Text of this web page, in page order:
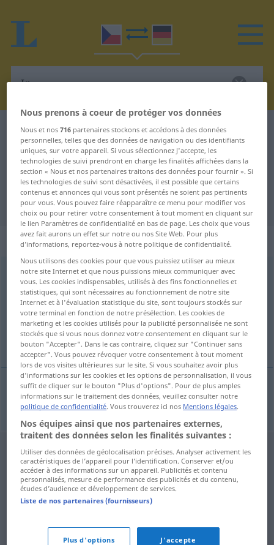
Dictionnaire Tchèque-Allemand Ir
Traduction Tchèque-Allemand de
"Ir"
"Ir" - traduction Allemand
„Ir“: maskulin
m <-ové>
Vue d'ensemble de toutes les traductions
(Pour plus d'informations, cliquez sur/touchez la traduction)
Ire
m Ir
Nous prenons à coeur de protéger vos données
Nous et nos716 partenaires stockons et accédons à des données
personnelles, telles que des données de navigation ou des identifiants
uniques, sur votre appareil. Si vous sélectionnez J'accepte, les
technologies de suivi prendront en charge les finalités affichées dans la
section « Nous et nos partenaires traitons des données pour fournir ». Si
les technologies de suivi sont désactivées, il est possible que certains
contenus et annonces qui vous sont présentés ne soient pas pertinents
pour vous. Vous pouvez faire réapparaître ce menu pour modifier vos
choix ou pour retirer votre consentement à tout moment en cliquant sur
le lien Paramètres de confidentialité en bas de page. Les choix que vous
avez fait aurons un effet sur notre ou nos Site Web. Pour plus
d’informations, reportez-vous à notre politique de confidentialité.
Nous utilisons des cookies pour que vous puissiez utiliser au mieux
notre site Internet et que nous puissions mieux communiquer avec
vous. Les cookies indispensables, utilisés à des fins fonctionnelles et
statistiques, qui sont nécessaires au fonctionnement de notre site
Internet et à l'évaluation statistique du site, sont toujours stockés sur
votre terminal en fonction de notre présélection. Les cookies de
marketing et les cookies utilisés pour la publicité personnalisée ne sont
stockés que si vous nous donnez votre consentement en cliquant sur le
bouton "Accepter". Dans le cas contraire, cliquez sur "Continuer sans
accepter". Vous pouvez révoquer votre consentement à tout moment
lors de vos visites ultérieures sur le site. Si vous souhaitez avoir plus
d'informations sur les cookies et les options de personnalisation, il vous
suffit de cliquer sur le bouton "Plus d'options". Pour de plus amples
informations sur le traitement des données, veuillez consulter notre
politique de confidentialité. Vous trouverez ici nos Mentions légales.
Nos équipes ainsi que nos partenaires externes,
traitent des données selon les finalités suivantes :
Utiliser des données de géolocalisation précises. Analyser activement les
caractéristiques de l’appareil pour l’identification. Conserver et/ou
accéder à des informations sur un appareil. Publicités et contenu
personnalisés, mesure de performance des publicités et du contenu,
études d’audience et développement de services.
Liste de nos partenaires (fournisseurs)
Plus d'options J'accepte